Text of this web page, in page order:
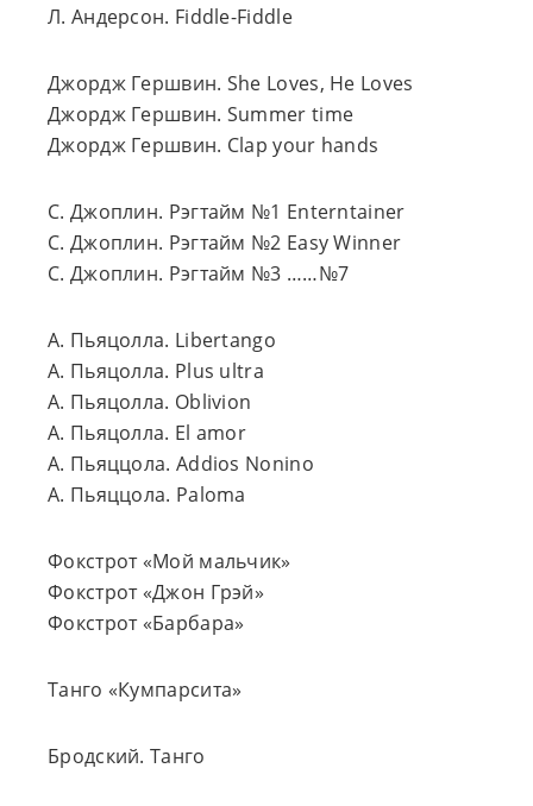
Л. Андерсон. Fiddle-Fiddle
Джордж Гершвин. She Loves, He Loves
Джордж Гершвин. Summer time
Джордж Гершвин. Clap your hands
С. Джоплин. Рэгтайм №1 Enterntainer
С. Джоплин. Рэгтайм №2 Easy Winner
С. Джоплин. Рэгтайм №3 ……№7
А. Пьяцолла. Libertango
А. Пьяцолла. Plus ultra
А. Пьяцолла. Oblivion
А. Пьяцолла. El amor
А. Пьяццола. Addios Nonino
А. Пьяццола. Paloma
Фокстрот «Мой мальчик»
Фокстрот «Джон Грэй»
Фокстрот «Барбара»
Танго «Кумпарсита»
Бродский. Танго